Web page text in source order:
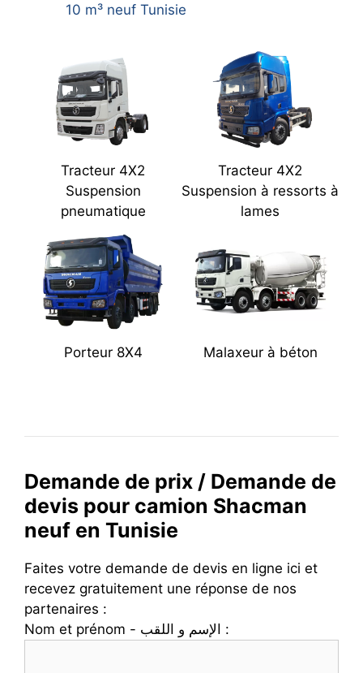
10 m³ neuf Tunisie
Tracteur 4X2
Suspension
pneumatique
Tracteur 4X2
Suspension à ressorts à
lames
Porteur 8X4 Malaxeur à béton
Demande de prix / Demande de
devis pour camion Shacman
neuf en Tunisie
Faites votre demande de devis en ligne ici et
recevez gratuitement une réponse de nos
partenaires :
Nom et prénom - الإسم و اللقب :